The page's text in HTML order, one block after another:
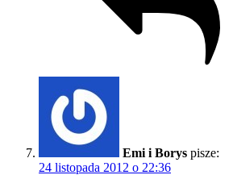
Emi i Borys pisze:
24 listopada 2012 o 22:36